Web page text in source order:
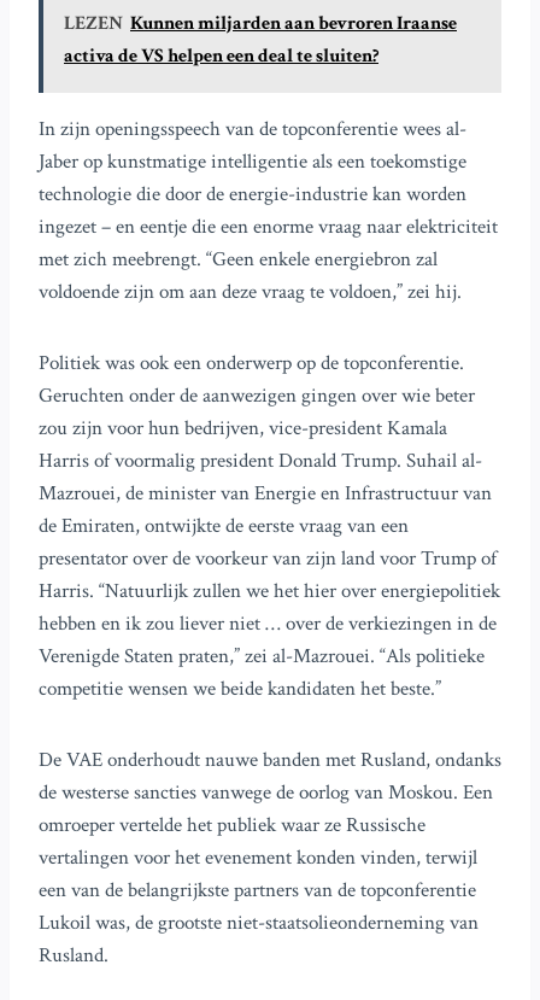
LEZEN Kunnen miljarden aan bevroren Iraanse
activa de VS helpen een deal te sluiten?
In zijn openingsspeech van de topconferentie wees al-
Jaber op kunstmatige intelligentie als een toekomstige
technologie die door de energie-industrie kan worden
ingezet – en eentje die een enorme vraag naar elektriciteit
met zich meebrengt. “Geen enkele energiebron zal
voldoende zijn om aan deze vraag te voldoen,” zei hij.
Politiek was ook een onderwerp op de topconferentie.
Geruchten onder de aanwezigen gingen over wie beter
zou zijn voor hun bedrijven, vice-president Kamala
Harris of voormalig president Donald Trump. Suhail al-
Mazrouei, de minister van Energie en Infrastructuur van
de Emiraten, ontwijkte de eerste vraag van een
presentator over de voorkeur van zijn land voor Trump of
Harris. “Natuurlijk zullen we het hier over energiepolitiek
hebben en ik zou liever niet … over de verkiezingen in de
Verenigde Staten praten,” zei al-Mazrouei. “Als politieke
competitie wensen we beide kandidaten het beste.”
De VAE onderhoudt nauwe banden met Rusland, ondanks
de westerse sancties vanwege de oorlog van Moskou. Een
omroeper vertelde het publiek waar ze Russische
vertalingen voor het evenement konden vinden, terwijl
een van de belangrijkste partners van de topconferentie
Lukoil was, de grootste niet-staatsolieonderneming van
Rusland.